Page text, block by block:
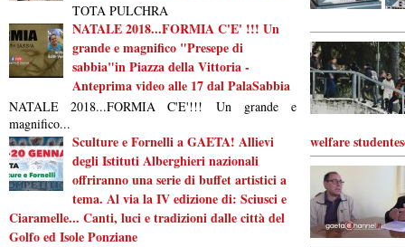
TOTA PULCHRA
NATALE 2018...FORMIA C'E' !!! Un
grande e magnifico "Presepe di
sabbia"in Piazza della Vittoria -
Anteprima video alle 17 dal PalaSabbia
NATALE 2018...FORMIA C'E'!!! Un grande e
magnifico...
Sculture e Fornelli a GAETA! Allievi
degli Istituti Alberghieri nazionali
offriranno una serie di buffet artistici a
tema. Al via la IV edizione di: Sciusci e
Ciaramelle... Canti, luci e tradizioni dalle città del
Golfo ed Isole Ponziane
welfare